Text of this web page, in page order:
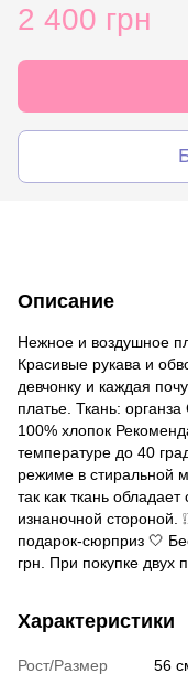
2 400 грн
Описание
Нежное и воздушное
Красивые рукава и
девчонку и каждая
платье. Ткань:
100% хлопок
температуре до 40
режиме в стиральной
так как ткань
изнаночной стороной.
подарок-сюрприз 🤍
грн. При покупке двух
Характеристики
Рост/Размер
56